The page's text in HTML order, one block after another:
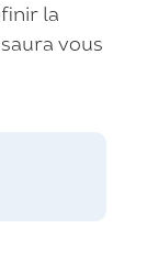
la
vous